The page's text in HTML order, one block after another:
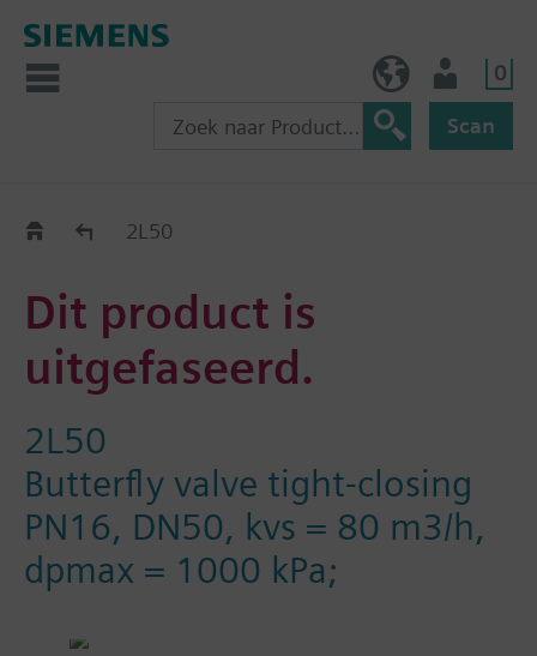
0
Scan
Old2New
2L50
Dit product is
uitgefaseerd.
2L50
Butterfly valve tight-closing
PN16, DN50, kvs = 80 m3/h,
dpmax = 1000 kPa;